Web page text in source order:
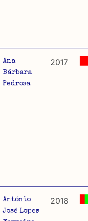
Ana
Bárbara
Pedrosa
2017
António
José Lopes
2018